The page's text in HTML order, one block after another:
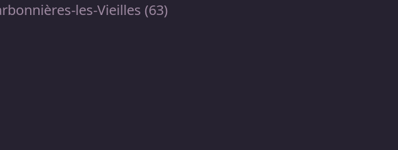
les-Vieilles (63)